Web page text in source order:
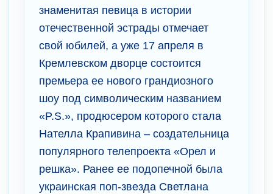
знаменитая певица в истории
отечественной эстрады отмечает
свой юбилей, а уже 17 апреля в
Кремлевском дворце состоится
премьера ее нового грандиозного
шоу под символическим названием
«P.S.», продюсером которого стала
Нателла Крапивина – создательница
популярного телепроекта «Орел и
решка». Ранее ее подопечной была
украинская поп-звезда Светлана